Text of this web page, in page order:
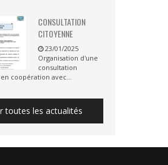
CONSULTATION
CITOYENNE
23/01/2025
Organisation d'une
consultation
coopération avec...
toutes les actualités